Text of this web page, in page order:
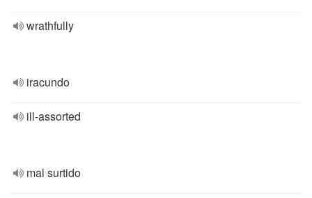
wrathfully
iracundo
ill-assorted
mal surtido